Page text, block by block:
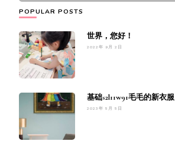
POPULAR POSTS
世界，您好！
2022年 9月 2日
基础s2l11w91毛毛的新衣服
2023年 5月 5日